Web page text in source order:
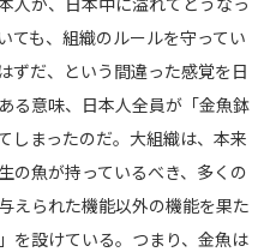
ても、組織のルールを守ってい
ずだ、という間違った感覚を日
る意味、日本人全員が「金魚鉢
しまったのだ。大組織は、本来
の魚が持っているべき、多くの
えられた機能以外の機能を果た
を設けている。つまり、金魚は